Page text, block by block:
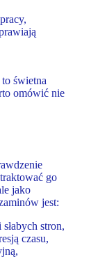
świetna
omówić nie
go
jako
jest:
stron,
czasu,